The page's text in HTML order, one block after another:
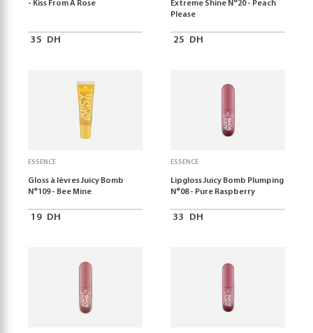
- Kiss From A Rose
35 DH
Extreme Shine N°20 - Peach
Please
25 DH
ESSENCE
Gloss à lèvres Juicy Bomb
N°109 - Bee Mine
19 DH
ESSENCE
Lipgloss Juicy Bomb Plumping
N°08 - Pure Raspberry
33 DH